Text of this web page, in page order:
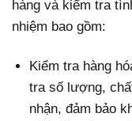
hàng và kiểm tra
nhiệm bao gồm:
Kiểm tra hàng
tra số lượng,
nhận, đảm bảo